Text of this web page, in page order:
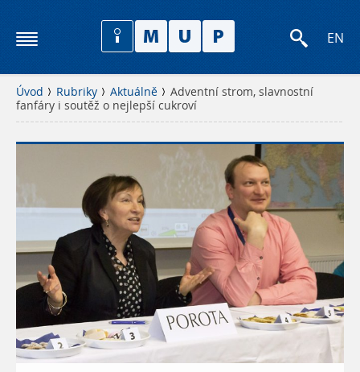
EN
Úvod Rubriky Aktuálně
Adventní strom, slavnostní
fanfáry i soutěž o nejlepší cukroví